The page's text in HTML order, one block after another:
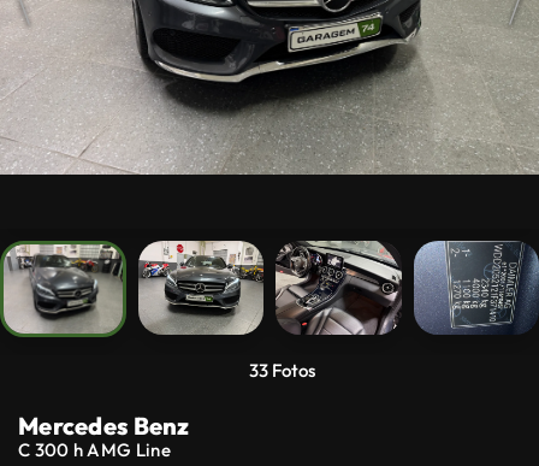
33Fotos
Mercedes Benz
C 300 h AMG Line